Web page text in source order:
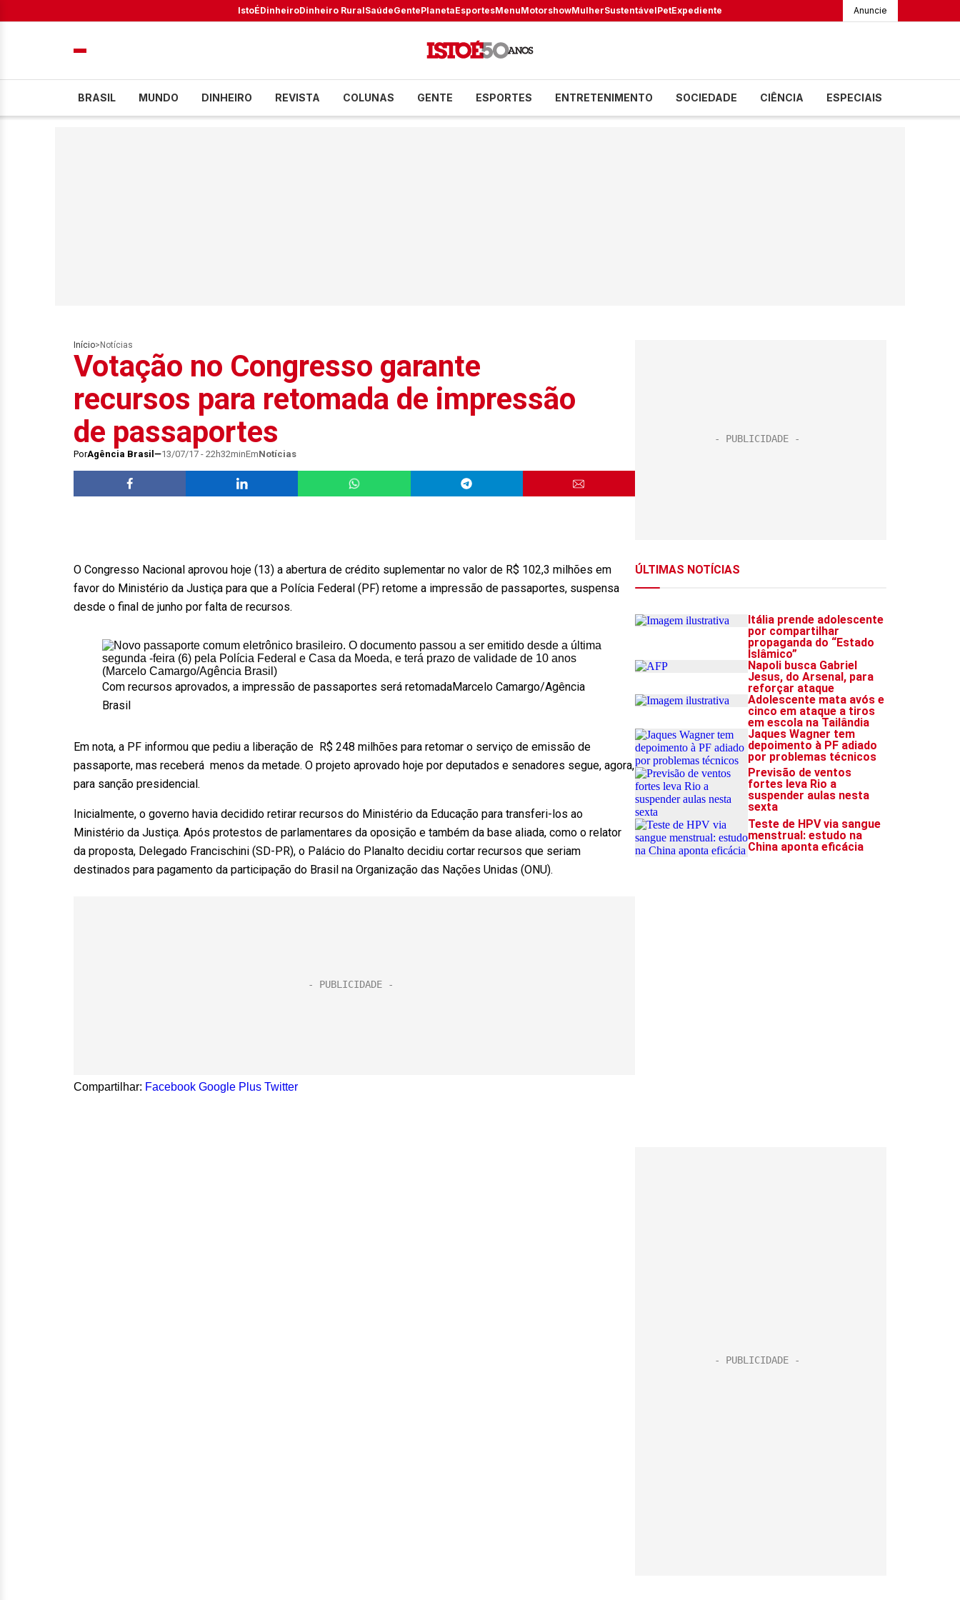
IstoÉDinheiroDinheiro RuralSaúdeGentePlanetaEsportesMenuMotorshowMulherSustentávelPetExpediente Anuncie
BRASIL MUNDO DINHEIRO REVISTA COLUNAS GENTE ESPORTES ENTRETENIMENTO SOCIEDADE CIÊNCIA ESPECIAIS
Início> Notícias
Votação no Congresso garante
recursos para retomada de impressão
de passaportes
PorAgência Brasil 13/07/17 - 22h32minEmNotícias
O Congresso Nacional aprovou hoje (13) a abertura de crédito suplementar no valor de R$ 102,3 milhões em
favor do Ministério da Justiça para que a Polícia Federal (PF) retome a impressão de passaportes, suspensa
desde o final de junho por falta de recursos.
Com recursos aprovados, a impressão de passaportes será retomadaMarcelo Camargo/Agência
Brasil
Em nota, a PF informou que pediu a liberação de R$ 248 milhões para retomar o serviço de emissão de
passaporte, mas receberá menos da metade. O projeto aprovado hoje por deputados e senadores segue, agora,
para sanção presidencial.
Inicialmente, o governo havia decidido retirar recursos do Ministério da Educação para transferi-los ao
Ministério da Justiça. Após protestos de parlamentares da oposição e também da base aliada, como o relator
da proposta, Delegado Francischini (SD-PR), o Palácio do Planalto decidiu cortar recursos que seriam
destinados para pagamento da participação do Brasil na Organização das Nações Unidas (ONU).
Compartilhar: Facebook Google Plus Twitter